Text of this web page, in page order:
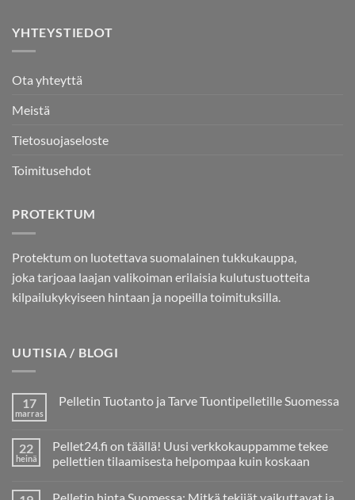
YHTEYSTIEDOT
Ota yhteyttä
Meistä
Tietosuojaseloste
Toimitusehdot
PROTEKTUM
Protektum on luotettava suomalainen tukkukauppa,
joka tarjoaa laajan valikoiman erilaisia kulutustuotteita
kilpailukykyiseen hintaan ja nopeilla toimituksilla.
UUTISIA / BLOGI
17
marras
Pelletin Tuotanto ja Tarve Tuontipelletille Suomessa
Pelletin
Tuotanto
ja
22
heinä
Pellet24.fi on täällä! Uusi verkkokauppamme tekee
pellettien tilaamisesta helpompaa kuin koskaan
artikkeliin